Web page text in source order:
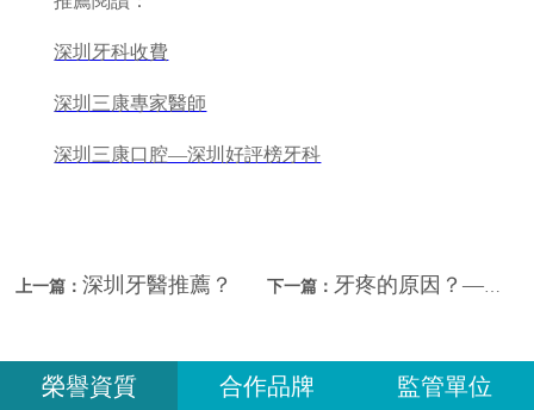
深圳牙科收費
深圳三康專家醫師
深圳三康口腔—深圳好評榜牙科
上一篇：深圳牙醫推薦？ 下一篇： 牙疼的原因？—深圳牙科
榮譽資質 合作品牌 監管單位